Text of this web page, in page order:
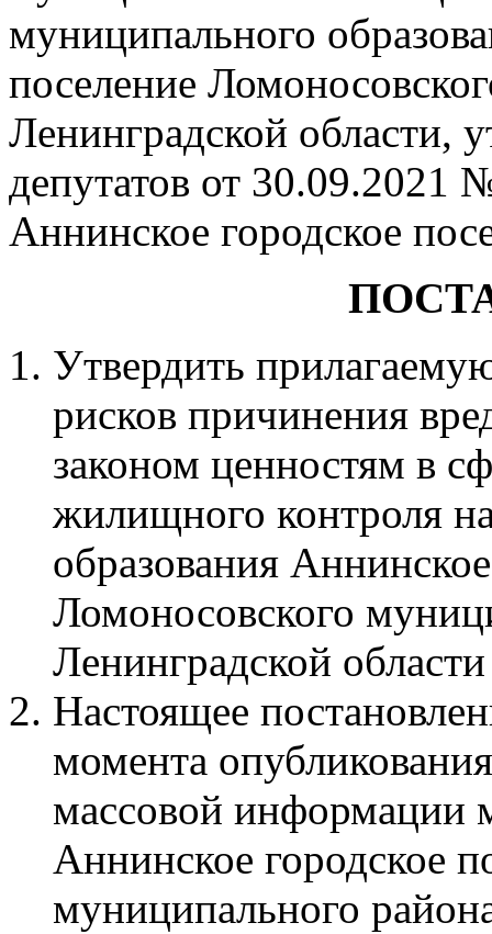
муниципального
поселение
Ленинградской области,
депутатов от
Аннинское городское
Утвердить
рисков причинения
законом ценностям в
жилищного контроля
образования
Ломоносовского
Ленинградской
Настоящее
момента
массовой информации
Аннинское городское
муниципального